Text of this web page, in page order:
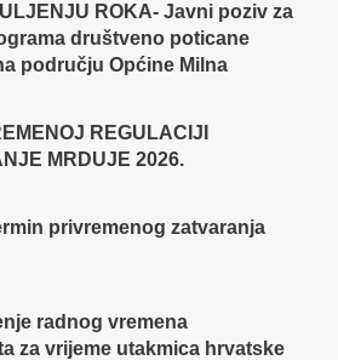
ROKA- Javni poziv za
društveno poticane
području Općine Milna
REGULACIJI
MRDUJE 2026.
privremenog zatvaranja
radnog vremena
za vrijeme utakmica hrvatske